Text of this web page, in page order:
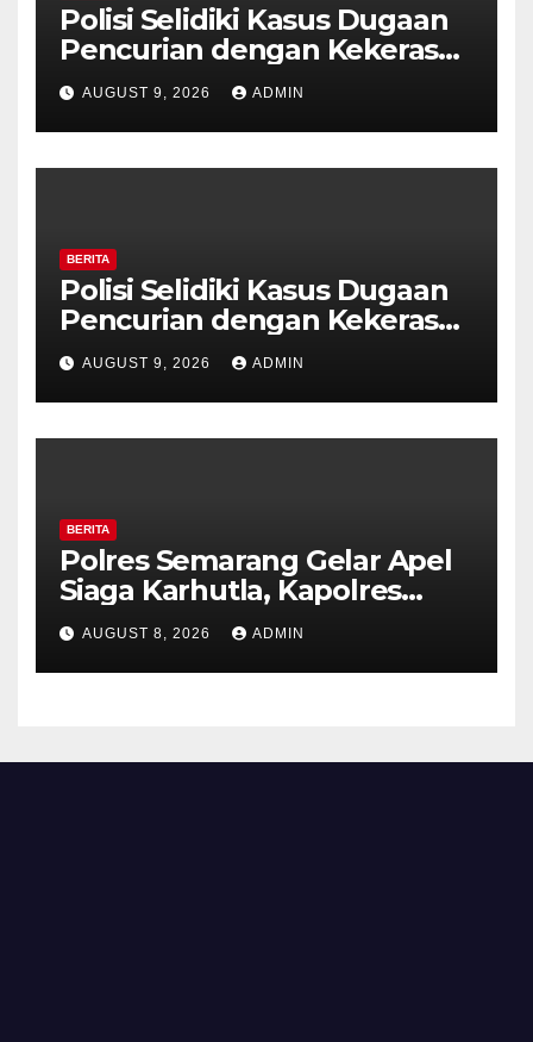
Polisi Selidiki Kasus Dugaan
Pencurian dengan Kekerasan
di Counter HP Royal Phone
Ambarawa.
AUGUST 9, 2026 ADMIN
BERITA
Polisi Selidiki Kasus Dugaan
Pencurian dengan Kekerasan
di Counter HP Royal Phone
Ambarawa.
AUGUST 9, 2026 ADMIN
BERITA
Polres Semarang Gelar Apel
Siaga Karhutla, Kapolres
Tekankan Sinergi dan
Kesiapsiagaan Hadapi Musim
Kemarau.
AUGUST 8, 2026 ADMIN